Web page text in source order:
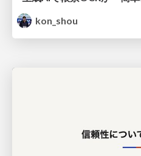
kon_shou